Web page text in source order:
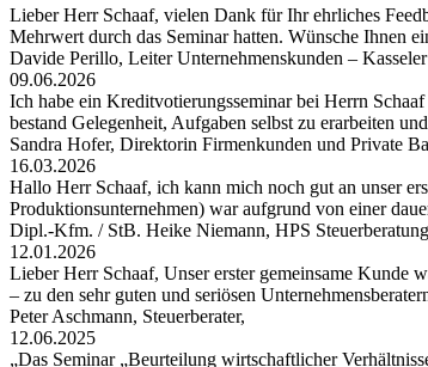
Lieber Herr Schaaf, vielen Dank für Ihr ehrliches
Mehrwert durch das Seminar hatten. Wünsche Ihnen
Davide Perillo, Leiter Unternehmenskunden – Kasseler
09.06.2026
Ich habe ein Kreditvotierungsseminar bei Herrn
bestand Gelegenheit, Aufgaben selbst zu erarbeiten
Sandra Hofer, Direktorin Firmenkunden und Private
16.03.2026
Hallo Herr Schaaf, ich kann mich noch gut an unser
Produktionsunternehmen) war aufgrund von einer
Dipl.-Kfm. / StB. Heike Niemann, HPS
12.01.2026
Lieber Herr Schaaf, Unser erster gemeinsame Kunde
– zu den sehr guten und seriösen
Peter Aschmann, Steuerberater,
12.06.2025
„Das Seminar „Beurteilung wirtschaftlicher